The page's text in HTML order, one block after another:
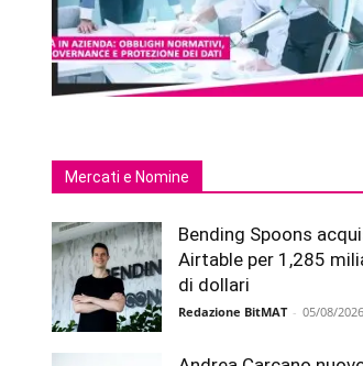
Mercati e Nomine
Bending Spoons
Airtable per 1,285
di dollari
Redazione BitMAT - 05/08/2026